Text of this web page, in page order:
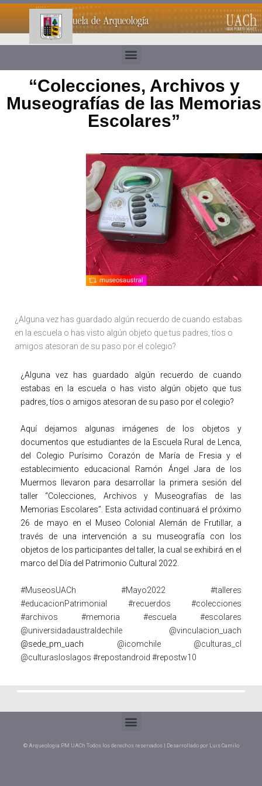
“Colecciones, Archivos y
Museografías de las Memorias
Escolares”
¿Alguna vez has guardado algún recuerdo de cuando estabas
en la escuela o has visto algún objeto que tus padres, tíos o
amigos atesoran de su paso por el colegio?
¿Alguna vez has guardado algún recuerdo de cuando
estabas en la escuela o has visto algún objeto que tus
padres, tíos o amigos atesoran de su paso por el colegio?
Aquí dejamos algunas imágenes de los objetos y
documentos que estudiantes de la Escuela Rural de Lenca,
del Colegio Purísimo Corazón de María de Fresia y el
establecimiento educacional Ramón Ángel Jara de los
Muermos llevaron para desarrollar la primera sesión del
taller “Colecciones, Archivos y Museografías de las
Memorias Escolares”. Esta actividad continuará el próximo
26 de mayo en el Museo Colonial Alemán de Frutillar, a
través de una intervención a su museografía con los
objetos de los participantes del taller, la cual se exhibirá en el
marco del Día del Patrimonio Cultural 2022.
#MuseosUACh #Mayo2022
#talleres
#educacionPatrimonial
#recuerdos
#colecciones
#archivos
#memoria #escuela
#escolares
@universidadaustraldechile
@vinculacion_uach
@sede_pm_uach @icomchile
@culturas_cl
@culturasloslagos #repostandroid #repostw10
© Arqueología PM UACh Todos los derechos reservados | Desarrollado por Luis Camilo